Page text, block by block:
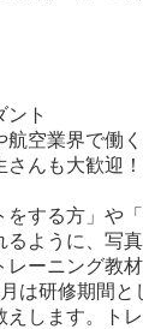
ント
航空業界で働
んも大歓迎！
をする方」や
るように、写
ーニング教
は研修期間
えします。ト